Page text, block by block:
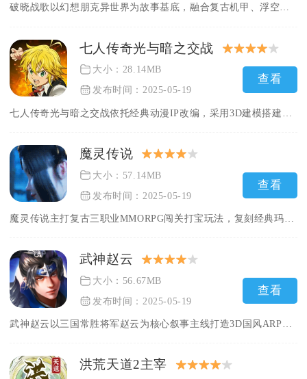
破晓战歌以幻想朋克异世界为故事基底，融合复古机甲、浮空飞艇与...
七人传奇光与暗之交战
大小：28.14MB
发布时间：2025-05-19
查看
魔灵传说
大小：57.14MB
发布时间：2025-05-19
查看
武神赵云
大小：56.67MB
发布时间：2025-05-19
查看
洪荒天道2主宰